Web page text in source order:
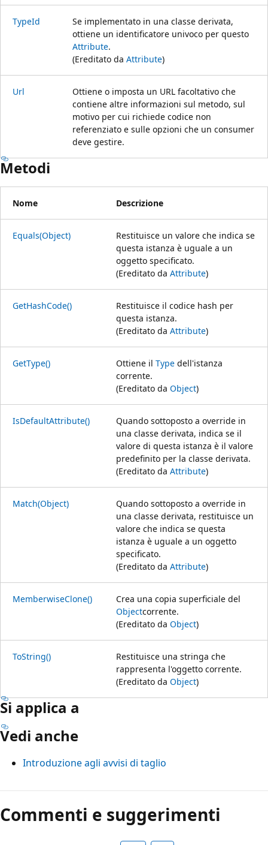
TypeId
Se implementato in una classe derivata,
ottiene un identificatore univoco per questo
Attribute.
(Ereditato da Attribute)
Url
Ottiene o imposta un URL facoltativo che
contiene altre informazioni sul metodo, sul
motivo per cui richiede codice non
referenziato e sulle opzioni che un consumer
deve gestire.
Metodi
Nome Descrizione
Equals(Object)
Restituisce un valore che indica se
questa istanza è uguale a un
oggetto specificato.
(Ereditato da Attribute)
GetHashCode()
Restituisce il codice hash per
questa istanza.
(Ereditato da Attribute)
GetType() Ottiene il Type dell'istanza
corrente.
(Ereditato da Object)
IsDefaultAttribute()
Quando sottoposto a override in
una classe derivata, indica se il
valore di questa istanza è il valore
predefinito per la classe derivata.
(Ereditato da Attribute)
Match(Object)
Quando sottoposto a override in
una classe derivata, restituisce un
valore che indica se questa
istanza è uguale a un oggetto
specificato.
(Ereditato da Attribute)
MemberwiseClone()
Crea una copia superficiale del
Objectcorrente.
(Ereditato da Object)
ToString()
Restituisce una stringa che
rappresenta l'oggetto corrente.
(Ereditato da Object)
Si applica a
Vedi anche
Introduzione agli avvisi di taglio
Modalità
di
lettura
Commenti e suggerimenti